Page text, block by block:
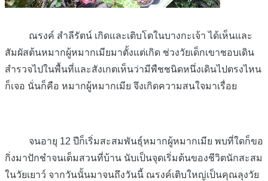
ณรงค์ สำลีรัตน์ เกิดและเติบโตในบางกะเจ้า ได้เห็นและ
สัมผัสต้นหมากผู้หมากเมียมาตั้งแต่เกิด ช่วงวัยเด็กเขาชอบเดิน
สำรวจไปในพื้นที่และสังเกตเห็นว่ามีพืชชนิดหนึ่งเดินไปตรงไหน
ก็เจอ นั่นก็คือ หมากผู้หมากเมีย จึงเกิดความสนใจมาเรื่อย
จนอายุ 12 ปีก็เริ่มสะสมพันธุ์หมากผู้หมากเมีย พบที่ใดก็ขอ
กิ่งมาปักชำจนเต็มสวนที่บ้าน นับเป็นจุดเริ่มต้นของชีวิตนักสะสม
ในวัยเยาว์ จากวันนั้นมาจนถึงวันนี้ ณรงค์เติบใหญ่เป็นคุณลุงวัย